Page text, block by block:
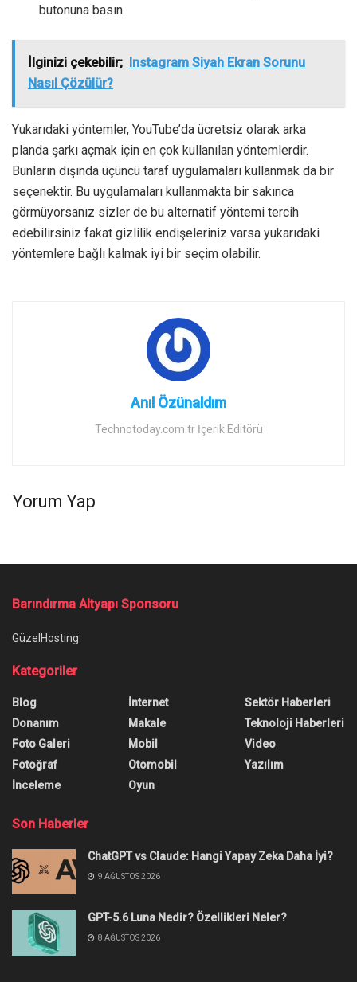
butonuna basın.
İlginizi çekebilir; Instagram Siyah Ekran Sorunu
Nasıl Çözülür?
Yukarıdaki yöntemler, YouTube’da ücretsiz olarak arka
planda şarkı açmak için en çok kullanılan yöntemlerdir.
Bunların dışında üçüncü taraf uygulamaları kullanmak da bir
seçenektir. Bu uygulamaları kullanmakta bir sakınca
görmüyorsanız sizler de bu alternatif yöntemi tercih
edebilirsiniz fakat gizlilik endişeleriniz varsa yukarıdaki
yöntemlere bağlı kalmak iyi bir seçim olabilir.
Anıl Özünaldım
Technotoday.com.tr İçerik Editörü
Yorum Yap
Barındırma Altyapı Sponsoru
GüzelHosting
Kategoriler
Blog
Donanım
Foto Galeri
Fotoğraf
İnceleme
İnternet
Makale
Mobil
Otomobil
Oyun
Sektör Haberleri
Teknoloji Haberleri
Video
Yazılım
Son Haberler
ChatGPT vs Claude: Hangi Yapay Zeka Daha İyi?
9 AĞUSTOS 2026
GPT-5.6 Luna Nedir? Özellikleri Neler?
8 AĞUSTOS 2026